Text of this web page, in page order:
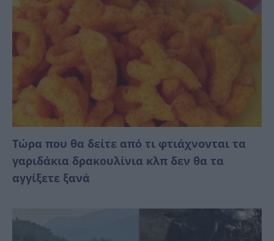
Τώρα που θα δείτε από τι φτιάχνονται τα
γαριδάκια δρακουλίνια κλπ δεν θα τα
αγγίξετε ξανά